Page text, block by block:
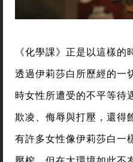
《化學課》正是以這樣的
透過伊莉莎白所歷經的一
時女性所遭受的不平等待
欺凌、侮辱與打壓，還得
有許多女性像伊莉莎白一